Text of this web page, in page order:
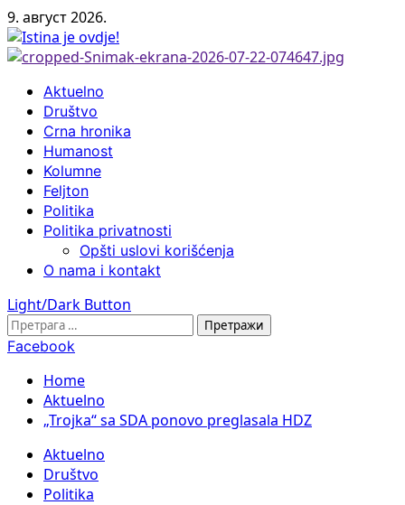
Skip
to
content
9. август 2026.
Primary
Menu
Aktuelno
Društvo
Crna hronika
Humanost
Kolumne
Feljton
Politika
Politika privatnosti
Opšti uslovi korišćenja
O nama i kontakt
Light/Dark Button
Претрага
за:
Facebook
Home
Aktuelno
„Trojka“ sa SDA ponovo preglasala HDZ
Aktuelno
Društvo
Politika